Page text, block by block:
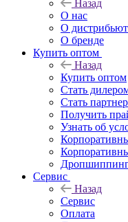
Назад
О нас
О
О бренде
Купить оптом
Назад
Купить оптом
Стать
Стать
Получить
Узнать об
Сервис
Назад
Сервис
Оплата